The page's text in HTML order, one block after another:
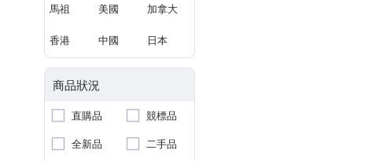
馬祖 美國 加拿大
香港 中國 日本
商品狀況
直購品
競標品
全新品
二手品